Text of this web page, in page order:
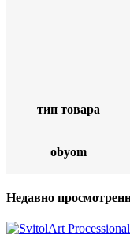
тип товара
obyom
Недавно